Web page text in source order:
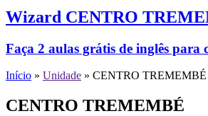
Wizard CENTRO
Faça 2 aulas grátis de inglês
Início » Unidade » CENTRO TREMEMBÉ
CENTRO TREMEMBÉ